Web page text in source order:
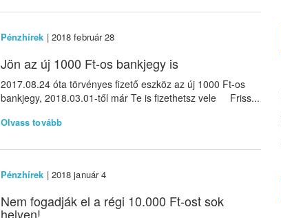
Pénzhírek | 2018 február 28
Jön az új 1000 Ft-os bankjegy is
2017.08.24 óta törvényes fizető eszköz az új 1000 Ft-os
bankjegy, 2018.03.01-től már Te is fizethetsz vele Friss...
Olvass tovább
Pénzhírek | 2018 január 4
Nem fogadják el a régi 10.000 Ft-ost sok
helyen!